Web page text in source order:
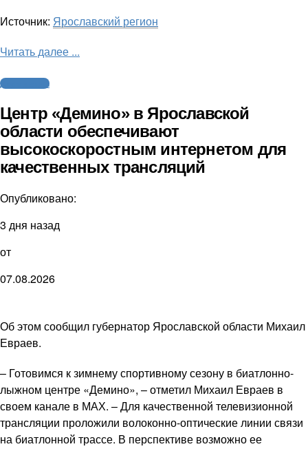
Источник: Ярославский регион
Читать далее ...
Другие виды
Центр «Демино» в Ярославской
области обеспечивают
высокоскоростным интернетом для
качественных трансляций
Опубликовано:
3 дня назад
от
07.08.2026
Об этом сообщил губернатор Ярославской области Михаил
Евраев.
– Готовимся к зимнему спортивному сезону в биатлонно-
лыжном центре «Демино», – отметил Михаил Евраев в
своем канале в МАХ. – Для качественной телевизионной
трансляции проложили волоконно-оптические линии связи
на биатлонной трассе. В перспективе возможно ее